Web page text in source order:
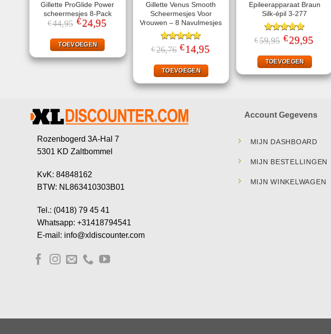
Gillette ProGlide Power
scheermesjes 8-Pack
€44,95 Oorspronkelijke
prijs
€44,95.
€24,95prijs
TOEVOEGEN
Gillette Venus Smooth
Scheermesjes Voor
Vrouwen – 8 Navulmesjes
Gewaardeerd
5.00uit 5
€26,76 Oorspronkelijke
prijs
€26,76.
€ 14,95
TOEVOEGEN
Epileerapparaat Braun
Silk-épil 3-277
Gewaardeerd
5.00uit 5
€59,95 Oorspronkelijke
prijs
€59,95.
€29,95prijs
TOEVOEGEN
Rozenbogerd 3A-Hal 7
5301 KD Zaltbommel
KvK: 84848162
BTW: NL863410303B01
Tel.: (0418) 79 45 41
Whatsapp: +31418794541
E-mail: info@xldiscounter.com
Account Gegevens
MIJN DASHBOARD
MIJN BESTELLINGEN
MIJN WINKELWAGEN